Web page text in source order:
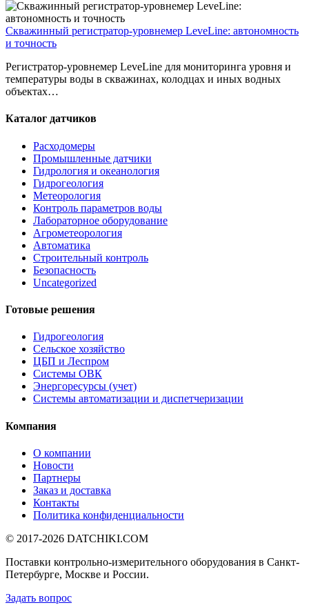
Скважинный регистратор-уровнемер LeveLine: автономность
и точность
Регистратор-уровнемер LeveLine для мониторинга уровня и
температуры воды в скважинах, колодцах и иных водных
объектах…
Каталог датчиков
Расходомеры
Промышленные датчики
Гидрология и океанология
Гидрогеология
Метеорология
Контроль параметров воды
Лабораторное оборудование
Агрометеорология
Автоматика
Строительный контроль
Безопасность
Uncategorized
Готовые решения
Гидрогеология
Сельское хозяйство
ЦБП и Леспром
Системы ОВК
Энергоресурсы (учет)
Системы автоматизации и диспетчеризации
Компания
О компании
Новости
Партнеры
Заказ и доставка
Контакты
Политика конфиденциальности
© 2017-2026 DATCHIKI.COM
Поставки контрольно-измерительного оборудования в Санкт-
Петербурге, Москве и России.
Задать вопрос